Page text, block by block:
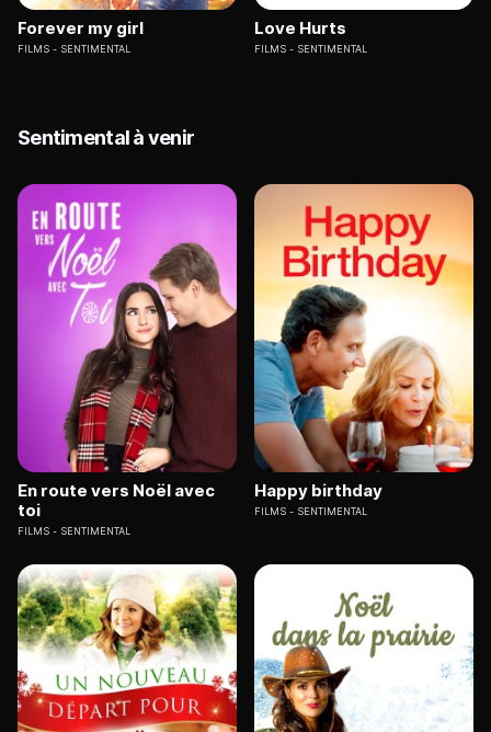
Forever my girl
FILMS SENTIMENTAL
Love Hurts
FILMS SENTIMENTAL
Sentimental à venir
En route vers Noël avec
toi
FILMS SENTIMENTAL
Happy birthday
FILMS SENTIMENTAL